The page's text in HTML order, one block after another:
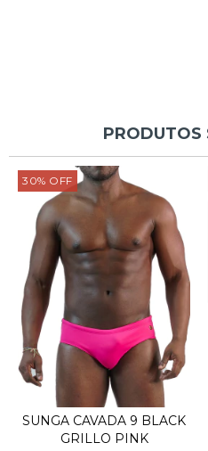
PRODUTOS
30% OFF
SUNGA CAVADA 9 BLACK
GRILLO PINK